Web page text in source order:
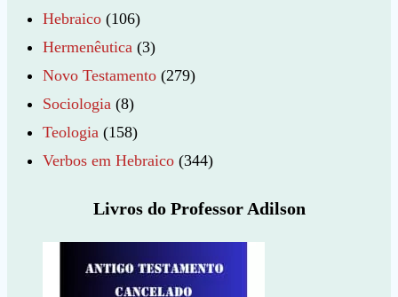
Hebraico (106)
Hermenêutica (3)
Novo Testamento (279)
Sociologia (8)
Teologia (158)
Verbos em Hebraico (344)
Livros do Professor Adilson